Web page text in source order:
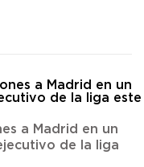
a Madrid en un
de la liga